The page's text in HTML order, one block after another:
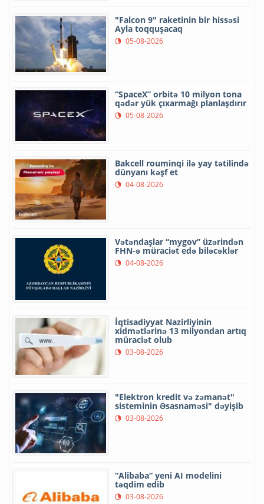
"Falcon 9" raketinin bir hissəsi
Ayla toqquşacaq
05-08-2026
“SpaceX” orbitə 10 milyon tona
qədər yük çıxarmağı planlaşdırır
05-08-2026
Bakcell rouminqi ilə yay tətilində
dünyanı kəşf et
04-08-2026
Vətəndaşlar “mygov” üzərindən
FHN-ə müraciət edə biləcəklər
04-08-2026
İqtisadiyyat Nazirliyinin
xidmətlərinə 13 milyondan artıq
müraciət olub
03-08-2026
"Elektron kredit və zəmanət"
sisteminin Əsasnaməsi" dəyişib
03-08-2026
“Alibaba” yeni AI modelini
təqdim edib
03-08-2026